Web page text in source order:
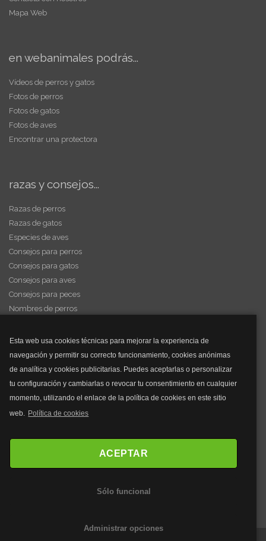
Esta web usa cookies técnicas para mejorar la experiencia de
navegación y permitir su correcto funcionamiento, cookies anónimas
de analítica y cookies publicitarias. Puedes aceptarlas o personalizar
tu configuración y cambiarlas o revocar tu consentimiento en cualquier
momento, utilizando el enlace de la política de cookies en este sitio
web. Política de cookies
ACEPTAR
Sólo funcional
Administrar opciones
Mapa Web
en webanimales podrás...
Vídeos de perros y gatos
Fotos de perros
Fotos de gatos
Fotos de aves
Encontrar una protectora
razas y consejos...
Razas de perros
Razas de gatos
Especies de aves
Consejos para perros
Consejos para gatos
Consejos para aves
Consejos para peces
Nombres de perros
y mucho más...